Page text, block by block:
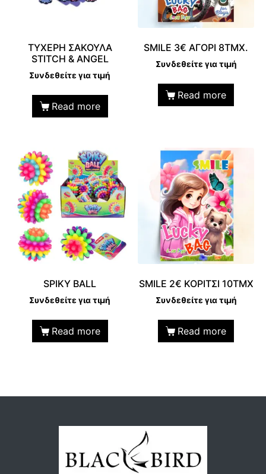
ΤΥΧΕΡΗ ΣΑΚΟΥΛΑ
STITCH & ANGEL
Συνδεθείτε για τιμή
Read more
SMILE 3€ ΑΓΟΡΙ 8ΤΜΧ.
Συνδεθείτε για τιμή
Read more
SPIKY BALL
Συνδεθείτε για τιμή
Read more
SMILE 2€ KOPITΣΙ 10TMX
Συνδεθείτε για τιμή
Read more